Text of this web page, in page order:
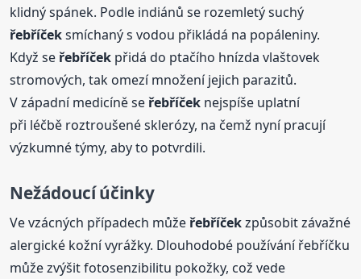
klidný spánek. Podle indiánů se rozemletý suchý
řebříčeksmíchaný s vodou přikládá na popáleniny.
Když seřebříček přidá do ptačího hnízda vlaštovek
stromových, tak omezí množení jejich parazitů.
V západní medicíně seřebříček nejspíše uplatní
při léčbě roztroušené sklerózy, na čemž nyní pracují
výzkumné týmy, aby to potvrdili.
Nežádoucí účinky
Ve vzácných případech můžeřebříčekzpůsobit závažné
alergické kožní vyrážky. Dlouhodobé používání řebříčku
může zvýšit fotosenzibilitu pokožky, což vede